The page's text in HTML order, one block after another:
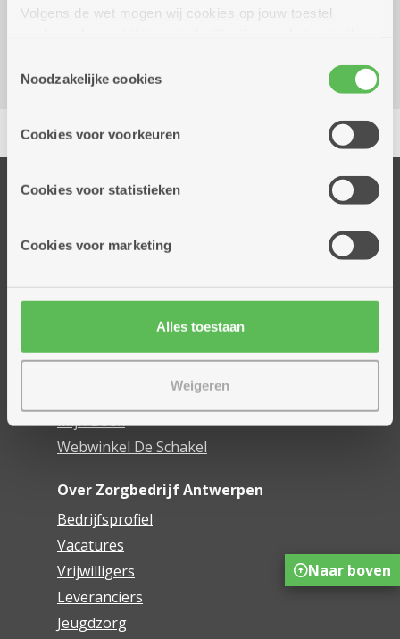
Volgens de wet mogen wij cookies op jouw toestel
cookies hebben we jouw toestemming nodig. Sommige
cookies worden geplaatst door derde partijen die een
informatie over jouw (geanonimiseerd) gebruik van onze
partners kunnen deze gegevens combineren met andere
Noodzakelijke cookies
Cookies voor voorkeuren
Cookies voor statistieken
Cookies voor marketing
Alles toestaan
Weigeren
Dienstencentrum De Veldekens
Onze diensten
Dienstencentra
Woonzorgcentra
Financieel comfort
Mijn Zorgbedrijf
Onze innovaties
Mijn Boek
Webwinkel De Schakel
Over Zorgbedrijf Antwerpen
Bedrijfsprofiel
Vacatures
Vrijwilligers
Leveranciers
Jeugdzorg
Naar boven